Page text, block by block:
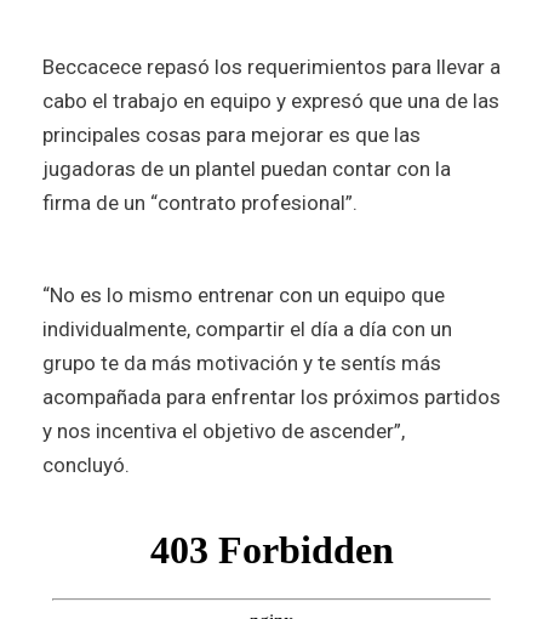
Beccacece repasó los requerimientos para llevar a
cabo el trabajo en equipo y expresó que una de las
principales cosas para mejorar es que las
jugadoras de un plantel puedan contar con la
firma de un “contrato profesional”.
“No es lo mismo entrenar con un equipo que
individualmente, compartir el día a día con un
grupo te da más motivación y te sentís más
acompañada para enfrentar los próximos partidos
y nos incentiva el objetivo de ascender”,
concluyó.